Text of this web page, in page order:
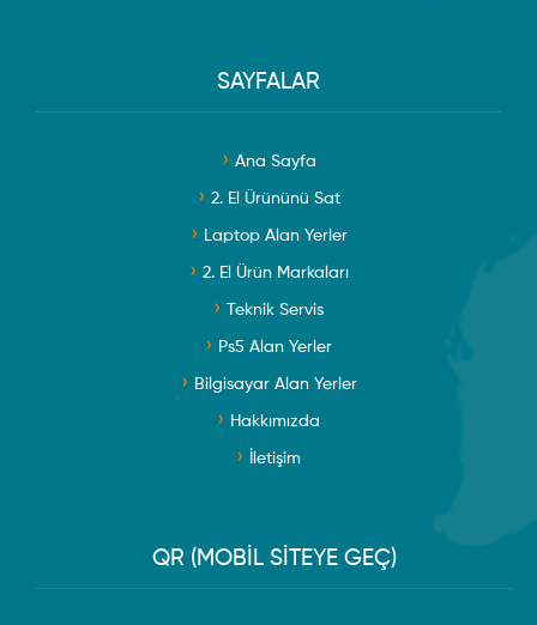
SAYFALAR
Ana Sayfa
2. El Ürününü Sat
Laptop Alan Yerler
2. El Ürün Markaları
Teknik Servis
Ps5 Alan Yerler
Bilgisayar Alan Yerler
Hakkımızda
İletişim
QR (MOBİL SİTEYE GEÇ)